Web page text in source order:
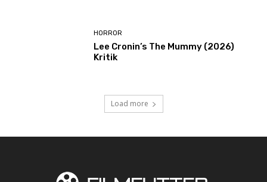
HORROR
Lee Cronin’s The Mummy (2026)
Kritik
Load more